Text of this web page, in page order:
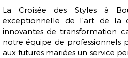
La Croisée des Stylesà
exceptionnelle de l'art de la
innovantes de transformation
notre équipe de
aux futures mariées un service